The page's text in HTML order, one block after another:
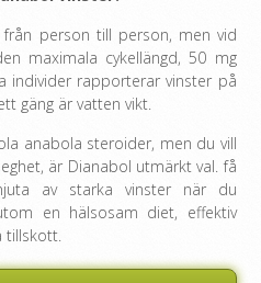
från person till person, men vid
maximala cykellängd, 50 mg
individer rapporterar vinster på
gäng är vatten vikt.
anabola steroider, men du vill
är Dianabol utmärkt val. få
av starka vinster när du
en hälsosam diet, effektiv
tillskott.